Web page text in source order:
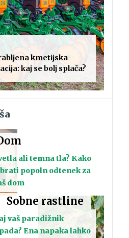
kmetijska
kaj se bolj splača?
ali temna tla? Kako
popoln odtenek za
dom
Sobne rastline
vaš paradižnik
Ena napaka lahko